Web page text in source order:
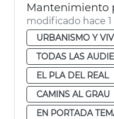
modificado hace 1
URBANISMO Y
TODAS LAS
EL PLA DEL REAL
CAMINS AL GRAU
EN PORTADA